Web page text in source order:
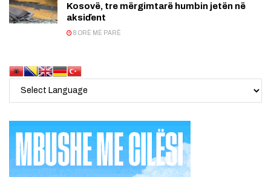
Kosovë, tre mërgimtarë humbin jetën në
aksiďent
8 ORË MË PARË